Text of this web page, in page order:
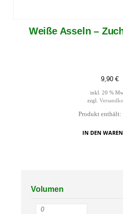
Weiße Asseln –
9,90 €
inkl. 20 %
zzgl.
Produkt enthält:
IN DEN
Volumen